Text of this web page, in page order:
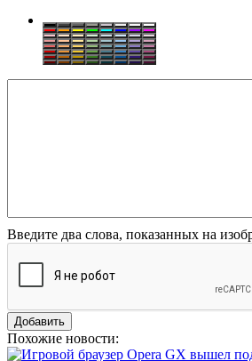
Введите два слова, показанных на
Похожие новости: